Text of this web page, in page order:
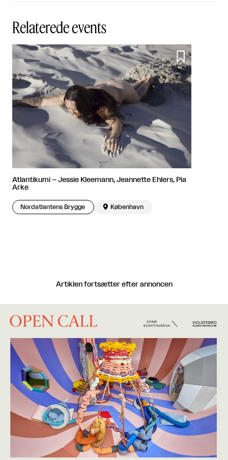
Relaterede events

Atlantikumi – Jessie Kleemann, Jeannette Ehlers, Pia
Arke
Nordatlantens Brygge  København
Artiklen fortsætter efter annoncen